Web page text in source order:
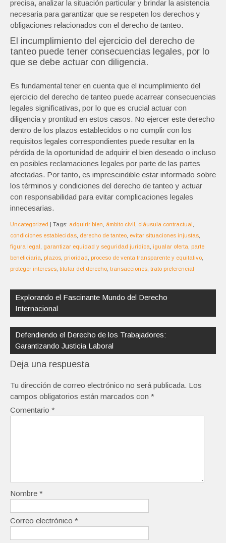
precisa, analizar la situación particular y brindar la asistencia
necesaria para garantizar que se respeten los derechos y
obligaciones relacionados con el derecho de tanteo.
El incumplimiento del ejercicio del derecho de
tanteo puede tener consecuencias legales, por lo
que se debe actuar con diligencia.
Es fundamental tener en cuenta que el incumplimiento del
ejercicio del derecho de tanteo puede acarrear consecuencias
legales significativas, por lo que es crucial actuar con
diligencia y prontitud en estos casos. No ejercer este derecho
dentro de los plazos establecidos o no cumplir con los
requisitos legales correspondientes puede resultar en la
pérdida de la oportunidad de adquirir el bien deseado o incluso
en posibles reclamaciones legales por parte de las partes
afectadas. Por tanto, es imprescindible estar informado sobre
los términos y condiciones del derecho de tanteo y actuar
con responsabilidad para evitar complicaciones legales
innecesarias.
Uncategorized | Tags: adquirir bien ámbito civil cláusula contractual
condiciones establecidas derecho de tanteo evitar situaciones injustas
figura legal
garantizar equidad y seguridad jurídica igualar oferta
parte
beneficiaria
plazos prioridad proceso de venta transparente y equitativo
proteger intereses titular del derecho transacciones trato preferencial
de
entradas
Explorando el Fascinante Mundo del Derecho
Internacional
Defendiendo el Derecho de los Trabajadores:
Garantizando Justicia Laboral
Deja una respuesta
Tu dirección de correo electrónico no será publicada. Los
campos obligatorios están marcados con *
Comentario *
Nombre *
Correo electrónico *